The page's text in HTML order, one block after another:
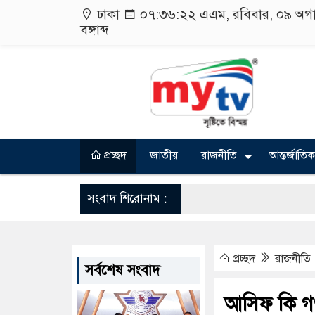
ঢাকা ০৭:৩৬:২৩ এএম, রবিবার, ০৯
বঙ্গাব্দ
প্রচ্ছদ জাতীয় রাজনীতি আন্তর্জাতিক
সংবাদ শিরোনাম :
প্রচ্ছদ রাজনীতি
আসিফ কি
সর্বশেষ সংবাদ